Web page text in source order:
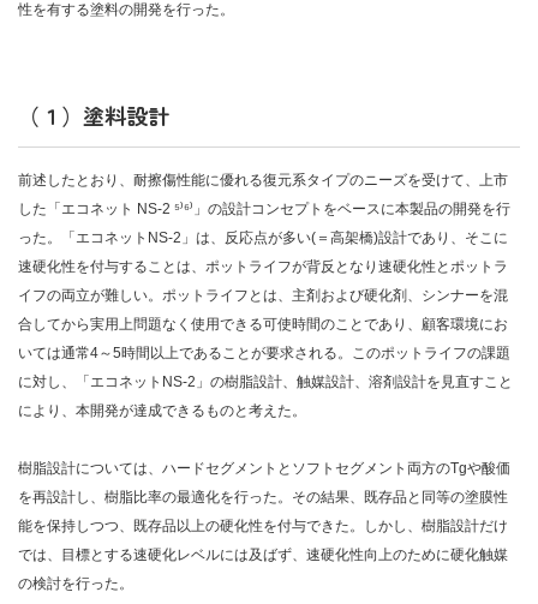
性を有する塗料の開発を行った。
（１）塗料設計
前述したとおり、耐擦傷性能に優れる復元系タイプのニーズを受けて、上市
した「エコネット NS-2 ⁵⁾⁶⁾」の設計コンセプトをベースに本製品の開発を行
った。「エコネットNS-2」は、反応点が多い(＝高架橋)設計であり、そこに
速硬化性を付与することは、ポットライフが背反となり速硬化性とポットラ
イフの両立が難しい。ポットライフとは、主剤および硬化剤、シンナーを混
合してから実用上問題なく使用できる可使時間のことであり、顧客環境にお
いては通常4～5時間以上であることが要求される。このポットライフの課題
に対し、「エコネットNS-2」の樹脂設計、触媒設計、溶剤設計を見直すこと
により、本開発が達成できるものと考えた。
樹脂設計については、ハードセグメントとソフトセグメント両方のTgや酸価
を再設計し、樹脂比率の最適化を行った。その結果、既存品と同等の塗膜性
能を保持しつつ、既存品以上の硬化性を付与できた。しかし、樹脂設計だけ
では、目標とする速硬化レベルには及ばず、速硬化性向上のために硬化触媒
の検討を行った。